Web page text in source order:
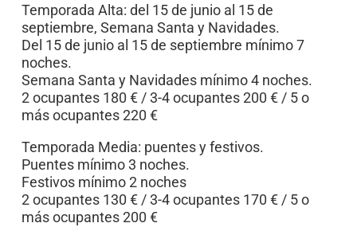
Temporada Alta: del 15 de junio al 15 de
septiembre, Semana Santa y Navidades.
Del 15 de junio al 15 de septiembre mínimo 7
noches.
Semana Santa y Navidades mínimo 4 noches.
2 ocupantes 180 € / 3-4 ocupantes 200 € / 5 o
más ocupantes 220 €
Temporada Media: puentes y festivos.
Puentes mínimo 3 noches.
Festivos mínimo 2 noches
2 ocupantes 130 € / 3-4 ocupantes 170 € / 5 o
más ocupantes 200 €